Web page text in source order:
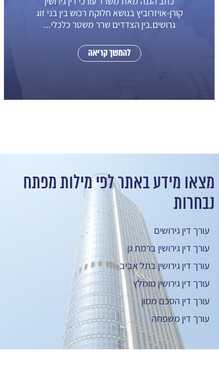
תביעה מאט עורך דין גירושים
אויזרוביץהתובע
מצאו מידע באתר לפי מילות מפתח
נבחרות
עורך דין גירושים
עורך דין גירושין ברמת גן
עורך דין גירושין בתל אביב
עורך דין גירושין מומלץ
עורך דין הסכם ממון
עורך דין משפחה